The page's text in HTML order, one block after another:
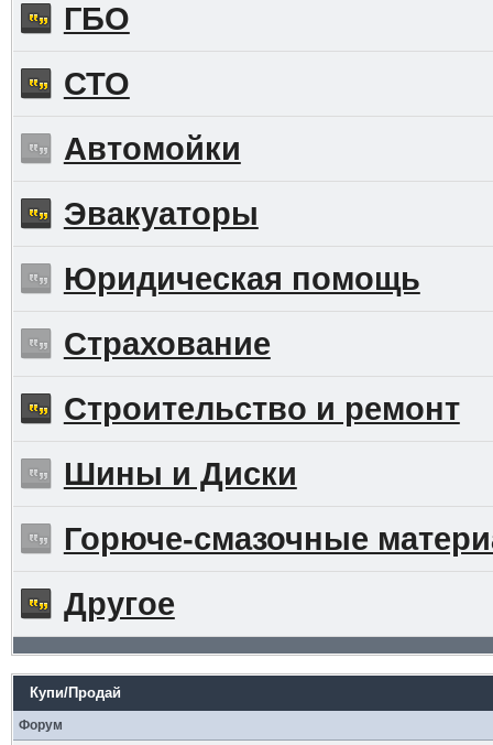
ГБО
СТО
Автомойки
Эвакуаторы
Юридическая помощь
Страхование
Строительство и ремонт
Шины и Диски
Горюче-смазочные
Другое
Купи/Продай
Форум